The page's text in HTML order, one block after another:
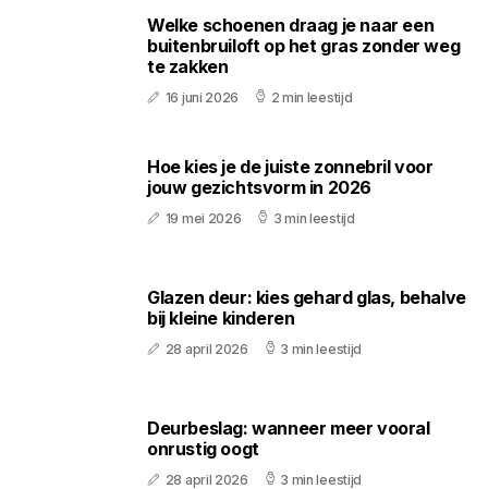
Welke schoenen draag je naar een
buitenbruiloft op het gras zonder weg
te zakken
16 juni 2026 2 min leestijd
Hoe kies je de juiste zonnebril voor
jouw gezichtsvorm in 2026
19 mei 2026 3 min leestijd
Glazen deur: kies gehard glas, behalve
bij kleine kinderen
28 april 2026 3 min leestijd
Deurbeslag: wanneer meer vooral
onrustig oogt
28 april 2026 3 min leestijd